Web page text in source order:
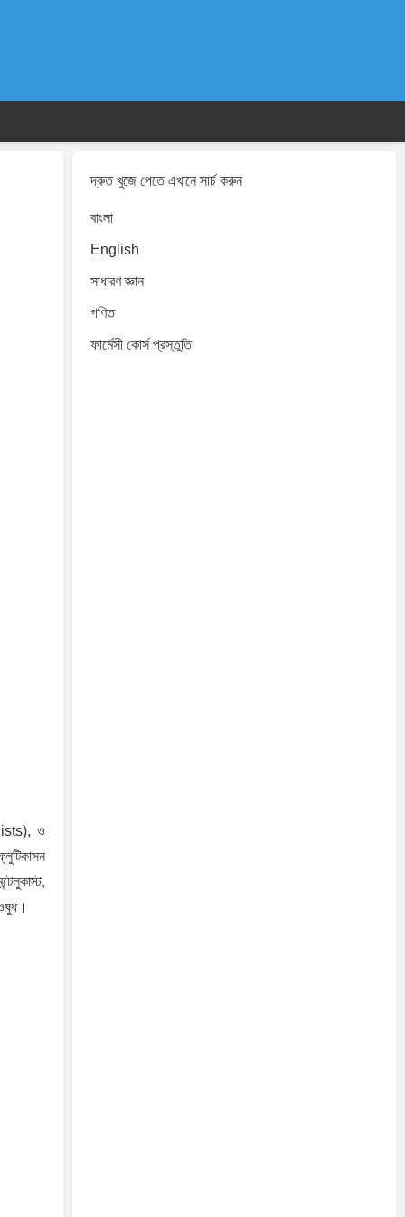
ও
দ্রুত খুজে পেতে এখানে সার্চ করুন
বাংলা
English
সাধারণ জ্ঞান
গণিত
ফার্মেসী কোর্স প্রস্তুতি